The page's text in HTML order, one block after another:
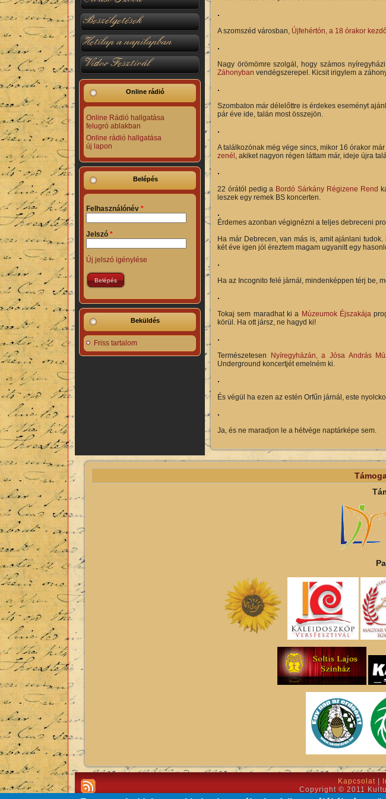
Beszélgetések
Hetilap a napilapban
Vidor Fesztivál
Online rádió
Online Rádió hallgatása
felugró ablakban
Online rádió hallgatása
új lapon
Belépés
Felhasználónév *
Jelszó *
Új jelszó igénylése
Beküldés
Friss tartalom
A szomszéd városban, Újfehértón, a 18 órakor
Nagy örömömre szolgál, hogy számos
Záhonyban vendégszerepel. Kicsit irigylem a
Szombaton már délelőttre is érdekes eseményt
pár éve ide, talán most összejön.
A találkozónak még vége sincs, mikor 16 órakor
zenél , akiket nagyon régen láttam már, ideje újra
22 órától pedig a Bordó Sárkány Régizene Rend
leszek egy remek BS koncerten.
Érdemes azonban végignézni a teljes debreceni
Ha már Debrecen, van más is, amit ajánlani
két éve igen jól éreztem magam ugyanitt egy
Ha az Incognito felé járnál, mindenképpen térj be,
Tokaj sem maradhat ki a Múzeumok Éjszakája
körül. Ha ott jársz, ne hagyd ki!
Természetesen Nyíregyházán, a Jósa András
Underground koncertjét emelném ki.
És végül ha ezen az estén Orfűn járnál, este
Ja, és ne maradjon le a hétvége naptárképe sem.
Kapcsolat|
Copyright © 2011